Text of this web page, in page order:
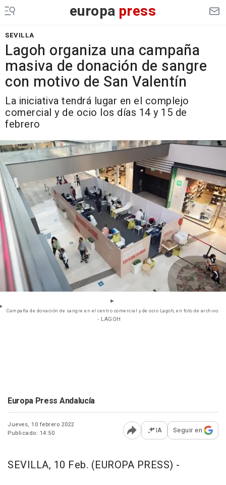
europa press
SEVILLA
Lagoh organiza una campaña
masiva de donación de sangre
con motivo de San Valentín
La iniciativa tendrá lugar en el complejo
comercial y de ocio los días 14 y 15 de
febrero
Campaña de donación de sangre en el centro comercial y de ocio Lagoh, en foto de archivo.
- LAGOH
Europa Press Andalucía
Jueves, 10 febrero 2022
Publicado: 14:50
Abrir opciones para
IA Seguir en
SEVILLA, 10 Feb. (EUROPA PRESS) -